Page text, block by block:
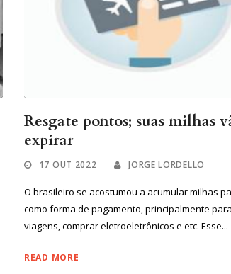
Resgate pontos; suas milhas
expirar
17 OUT 2022 JORGE LORDELLO
O brasileiro se acostumou a acumular milhas
como forma de pagamento, principalmente
viagens, comprar eletroeletrônicos e etc. Esse...
READ MORE